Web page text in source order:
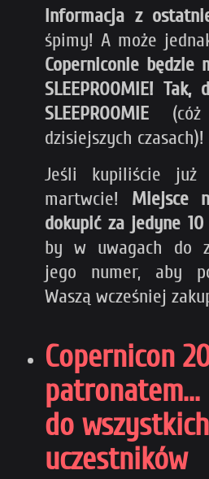
Informacja z
śpimy! A może
Coperniconie będzie
SLEEPROOMIE!
SLEEPROOMIE
dzisiejszych czasach)!
Jeśli kupiliście
martwcie! Miejsce
dokupić za jedyne 10
by w uwagach do
jego numer, aby
Waszą wcześniej
Copernicon
do wszystkich
uczestników